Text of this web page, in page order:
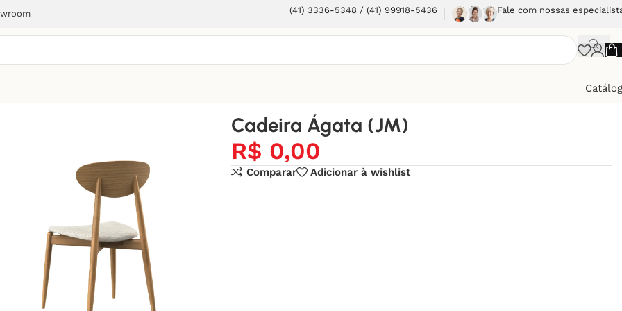
(41) 3336-5348 / (41) 99918-5436 Fale com nossas
Cadeira Ágata (JM)
R$ 0,00
Comparar Adicionar à wishlist